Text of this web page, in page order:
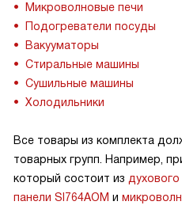
Микроволновые печи
Подогреватели посуды
Вакууматоры
Стиральные машины
Сушильные машины
Холодильники
Все товары из комплекта
товарных групп. Например,
который состоит из
панели SI764AOM и